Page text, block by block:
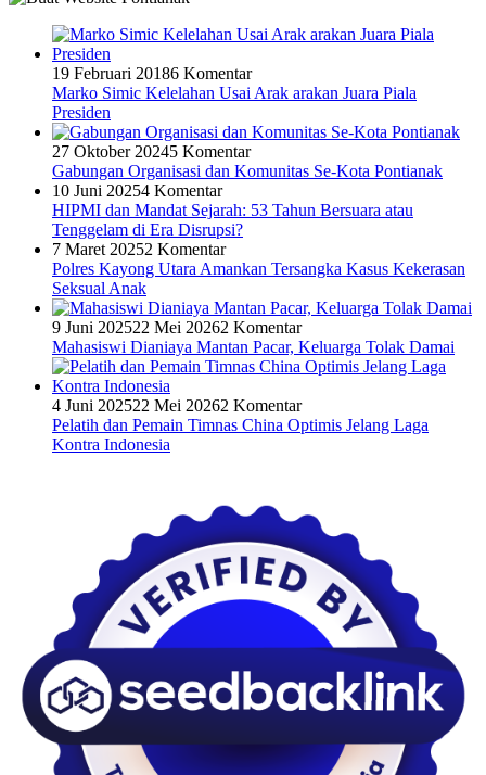
19 Februari 20186 Komentar
Marko Simic Kelelahan Usai Arak arakan Juara Piala
Presiden
27 Oktober 20245 Komentar
Gabungan Organisasi dan Komunitas Se-Kota Pontianak
10 Juni 20254 Komentar
HIPMI dan Mandat Sejarah: 53 Tahun Bersuara atau
Tenggelam di Era Disrupsi?
7 Maret 20252 Komentar
Polres Kayong Utara Amankan Tersangka Kasus Kekerasan
Seksual Anak
9 Juni 202522 Mei 20262 Komentar
Mahasiswi Dianiaya Mantan Pacar, Keluarga Tolak Damai
4 Juni 202522 Mei 20262 Komentar
Pelatih dan Pemain Timnas China Optimis Jelang Laga
Kontra Indonesia